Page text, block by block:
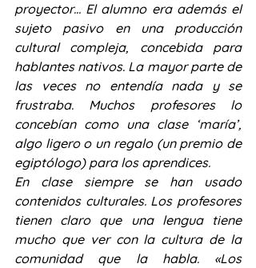
proyector… El alumno era además el
sujeto pasivo en una producción
cultural compleja, concebida para
hablantes nativos. La mayor parte de
las veces no entendía nada y se
frustraba. Muchos profesores lo
concebían como una clase ‘maría’,
algo ligero o un regalo (un premio de
egiptólogo) para los aprendices.
En clase siempre se han usado
contenidos culturales. Los profesores
tienen claro que una lengua tiene
mucho que ver con la cultura de la
comunidad que la habla. «Los